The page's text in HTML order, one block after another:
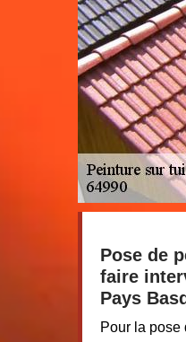
Pose de
faire
Pays
Pour la pose